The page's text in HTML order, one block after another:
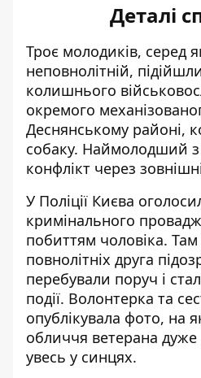
Деталі
Троє молодиків, серед
неповнолітній,
колишнього
окремого
Деснянському районі,
собаку. Наймолодший
конфлікт через
У Поліції Києва
кримінального
побиттям чоловіка.
повнолітніх друга
перебували поруч і
події. Волонтерка та
опублікувала фото, на
обличчя ветерана дуже
увесь у синцях.